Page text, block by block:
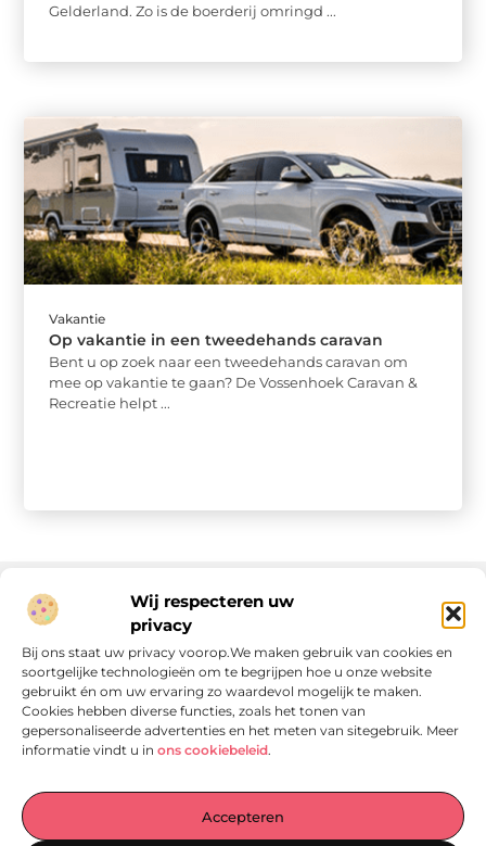
Wij respecteren uw
privacy
Bij ons staat uw privacy voorop.We maken gebruik van cookies en
soortgelijke technologieën om te begrijpen hoe u onze website
gebruikt én om uw ervaring zo waardevol mogelijk te maken.
Cookies hebben diverse functies, zoals het tonen van
gepersonaliseerde advertenties en het meten van sitegebruik. Meer
informatie vindt u in ons cookiebeleid.
Accepteren
Gelderland. Zo is de boerderij omringd ...
Vakantie
Op vakantie in een tweedehands caravan
Bent u op zoek naar een tweedehands caravan om
mee op vakantie te gaan? De Vossenhoek Caravan &
Recreatie helpt ...
zetten
, praktische tips waar je écht iets aan hebt en artikelen
Onze informatie